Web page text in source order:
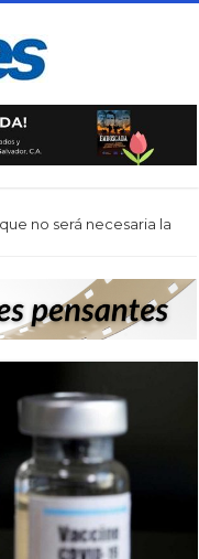
no será necesaria la